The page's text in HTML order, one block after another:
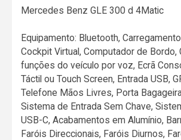
Mercedes Benz GLE 300 d 4Matic
Equipamento: Bluetooth,
Cockpit Virtual, Computador de Bordo,
funções do veículo por voz, Ecrã
Táctil ou Touch Screen, Entrada USB,
Telefone Mãos Livres, Porta
Sistema de Entrada Sem Chave,
USB-C, Acabamentos em Alumínio,
Faróis Direccionais, Faróis Diurnos,